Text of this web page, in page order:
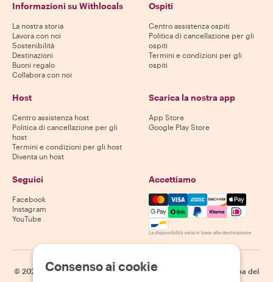
Informazioni su Withlocals
La nostra storia
Lavora con noi
Sostenibilità
Destinazioni
Buoni regalo
Collabora con noi
Ospiti
Centro assistenza ospiti
Politica di cancellazione per gli
ospiti
Termini e condizioni per gli
ospiti
Host
Centro assistenza host
Politica di cancellazione per gli
host
Termini e condizioni per gli host
Diventa un host
Scarica la nostra app
App Store
Google Play Store
Seguici
Facebook
Instagram
YouTube
Accettiamo
Mastercard, Visa, Amex,
La disponibilità varia in base alla destinazione
© 2026 Withlocals.com | Informativa sulla privacy
Mappa del
Consenso ai cookie